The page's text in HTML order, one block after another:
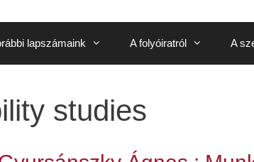
lapszámaink A folyóiratról A
studies